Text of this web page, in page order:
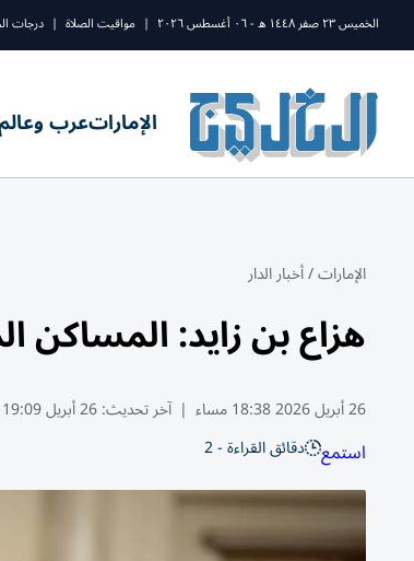
الخميس ٢٣ صفر ١٤٤٨ ه - ٠٦ أغسطس ٢٠٢٦ | مواقيت الصلاة | درجات
الإماراتعرب
الإمارات/أخبار الدار
هزاع بن زايد: المساكن
26 أبريل 2026 18:38 مساء | آخر تحديث:26 أبريل 19:09 2026
استمع دقائق القراءة - 2